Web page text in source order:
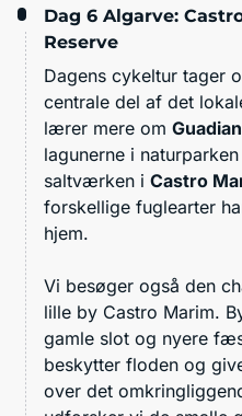
Dag 6 Algarve:
Reserve
Dagens cykeltur tager
centrale del af det
lærer mere om
lagunerne i
saltværken i Castro
forskellige fuglearter
hjem.
Vi besøger også den
lille by Castro Marim.
gamle slot og nyere
beskytter floden og
over det